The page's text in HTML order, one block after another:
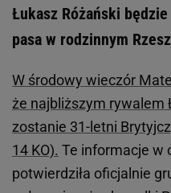
Łukasz Różański
pasa w rodzinnym
W środowy wieczór
że najbliższym rywalem
zostanie 31-letni
14 KO). Te informacje w
potwierdziła oficjalnie